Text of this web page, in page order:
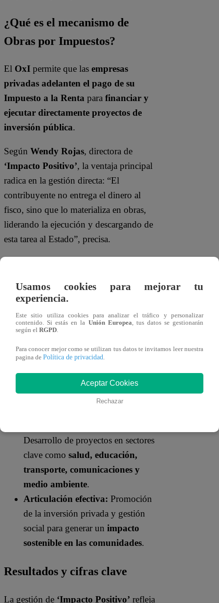
¿Qué es el mecanismo de
Obras por Impuestos?
El OxI permite que las empresas
privadas adelanten el pago de su
Impuesto a la Renta para financiar y
ejecutar directamente proyectos de
inversión pública.
Según Wendy Rojas, directora de
‘Impacto Positivo’, la ventaja principal
radica en la gestión directa: “El
contribuyente no entrega el dinero al
fisco, sino que lo materializa en obras,
liderando la ejecución y descargando de
esta tarea al Estado”, precisa.
la gestión de proyectos
La consultora se especializa enarticular
la inversión privada con las
acompañamiento integral que incluye:
Gestión estratégica:
Administración integral delmodelo
Desarrollo de proyectos en sectores
clave como salud, educación,
transporte, comunicaciones y
medio ambiente.
Articulación efectiva: Promoción
de la inversión privada y gestión
social para generar un impacto
sostenible en las comunidades.
Resultados y cifras clave
La gestión de ‘Impacto Positivo’ refleja
Usamos cookies para mejorar tu
experiencia.
Este sitio utiliza cookies para analizar el tráfico y personalizar
contenido. Si estás en la Unión Europea, tus datos se gestionarán
según el RGPD.
Para conocer mejor como se utilizan tus datos te invitamos leer nuestra
pagina de Política de privacidad.
Aceptar Cookies
Rechazar